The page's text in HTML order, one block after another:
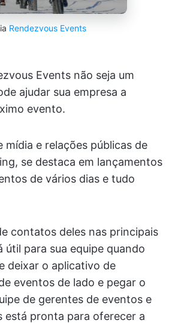
Rendezvous Events
Events não seja um
ajudar sua empresa a
evento.
mídia e relações públicas de
se destaca em lançamentos
de vários dias e tudo
contatos deles nas principais
útil para sua equipe quando
deixar o aplicativo de
eventos de lado e pegar o
de gerentes de eventos e
está pronta para oferecer a